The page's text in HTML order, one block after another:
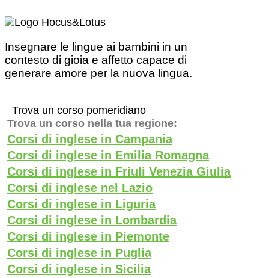
Insegnare le lingue ai bambini in un
contesto di gioia e affetto capace di
generare amore per la nuova lingua.
Trova un corso pomeridiano
Trova un corso nella tua regione:
Corsi di inglese in Campania
Corsi di inglese in Emilia Romagna
Corsi di inglese in Friuli Venezia Giulia
Corsi di inglese nel Lazio
Corsi di inglese in Liguria
Corsi di inglese in Lombardia
Corsi di inglese in Piemonte
Corsi di inglese in Puglia
Corsi di inglese in Sicilia